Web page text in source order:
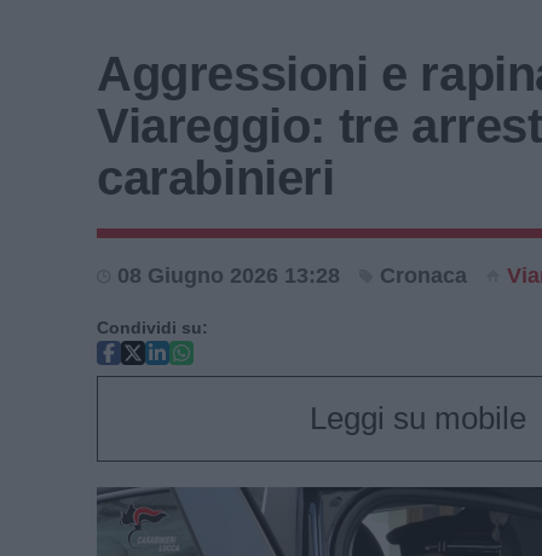
Aggressioni e
Viareggio: tre
carabinieri
08 Giugno 2026 13:28 Cronaca
Condividi su:
Leggi su mobile